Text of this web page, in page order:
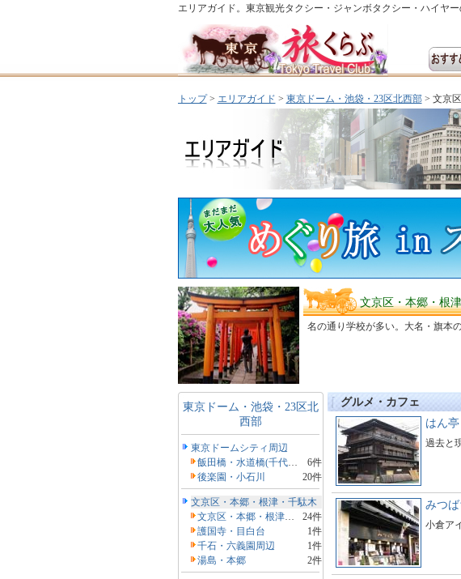
エリアガイド。東京観光タクシー・ジャンボタクシー・ハイヤ
トップ> エリアガイド > 東京ドーム・池袋・23区北西部> 文京
文京区・本郷・根
名の通り学校が多い。大名・旗本
東京ドーム・池袋・23区北
西部
東京ドームシティ周辺
飯田橋・水道橋(千代田区)
6件
後楽園・小石川
20件
文京区・本郷・根津・千駄木
文京区・本郷・根津・千駄木
24件
護国寺・目白台
1件
千石・六義園周辺
1件
湯島・本郷
2件
グルメ・カフェ
はん亭
過去と
みつ
小倉ア